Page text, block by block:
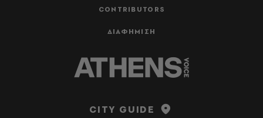
CONTRIBUTORS
ΔΙΑΦΗΜΙΣΗ
CITY GUIDE